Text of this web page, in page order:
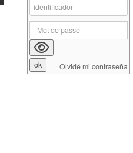
Olvidé mi contraseña